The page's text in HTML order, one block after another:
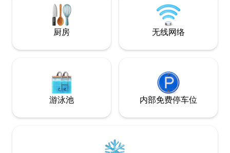
（Topeka）和渥
车程，距离劳伦
程，距离堪萨斯城
厨房 无线网络
游泳池 内部免费停车位